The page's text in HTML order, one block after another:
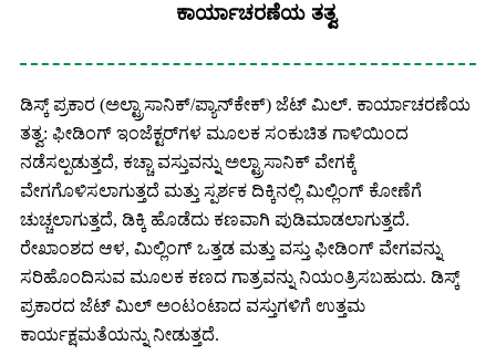
ಕಾರ್ಯಾಚರಣೆಯ ತತ್ವ
ಡಿಸ್ಕ್ ಪ್ರಕಾರ (ಅಲ್ಟ್ರಾಸಾನಿಕ್/ಪ್ಯಾನ್‌ಕೇಕ್) ಜೆಟ್ ಮಿಲ್. ಕಾರ್ಯಾಚರಣೆಯ
ತತ್ವ: ಫೀಡಿಂಗ್ ಇಂಜೆಕ್ಟರ್‌ಗಳ ಮೂಲಕ ಸಂಕುಚಿತ ಗಾಳಿಯಿಂದ
ನಡೆಸಲ್ಪಡುತ್ತದೆ, ಕಚ್ಚಾ ವಸ್ತುವನ್ನು ಅಲ್ಟ್ರಾಸಾನಿಕ್ ವೇಗಕ್ಕೆ
ವೇಗಗೊಳಿಸಲಾಗುತ್ತದೆ ಮತ್ತು ಸ್ಪರ್ಶಕ ದಿಕ್ಕಿನಲ್ಲಿ ಮಿಲ್ಲಿಂಗ್ ಕೋಣೆಗೆ
ಚುಚ್ಚಲಾಗುತ್ತದೆ, ಡಿಕ್ಕಿ ಹೊಡೆದು ಕಣವಾಗಿ ಪುಡಿಮಾಡಲಾಗುತ್ತದೆ.
ರೇಖಾಂಶದ ಆಳ, ಮಿಲ್ಲಿಂಗ್ ಒತ್ತಡ ಮತ್ತು ವಸ್ತು ಫೀಡಿಂಗ್ ವೇಗವನ್ನು
ಸರಿಹೊಂದಿಸುವ ಮೂಲಕ ಕಣದ ಗಾತ್ರವನ್ನು ನಿಯಂತ್ರಿಸಬಹುದು. ಡಿಸ್ಕ್
ಪ್ರಕಾರದ ಜೆಟ್ ಮಿಲ್ ಅಂಟಂಟಾದ ವಸ್ತುಗಳಿಗೆ ಉತ್ತಮ
ಕಾರ್ಯಕ್ಷಮತೆಯನ್ನು ನೀಡುತ್ತದೆ.